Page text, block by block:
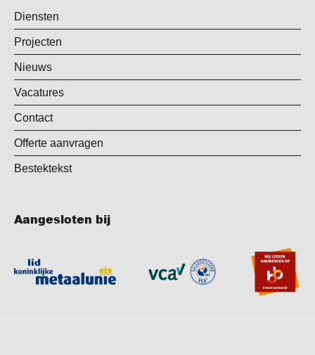
Diensten
Projecten
Nieuws
Vacatures
Contact
Offerte aanvragen
Bestektekst
Aangesloten bij